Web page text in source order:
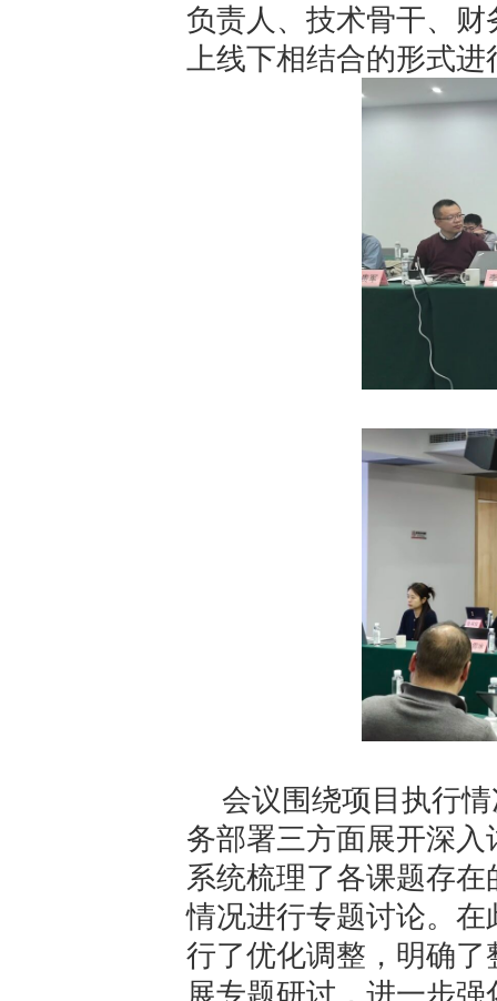
负责人、技术骨干、
上线下相结合的形式进
会议围绕项目执行
务部署三方面展开深
系统梳理了各课题存
情况进行专题讨论。
行了优化调整，明确
展专题研讨，进一步